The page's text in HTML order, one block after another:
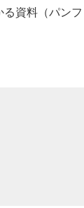
資料（パンフ